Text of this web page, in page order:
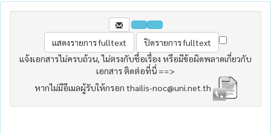
แจ้งเอกสารไม่ครบถ้วน, ไม่ตรงกับชื่อเรื่อง หรือมีข้อผิดพลาดเกี่ยวกับ
เอกสาร ติดต่อที่นี่ ==>
หากไม่มีอีเมลผู้รับให้กรอก thailis-noc@uni.net.th